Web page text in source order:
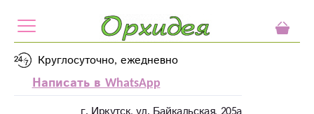
Круглосуточно, ежедневно
Написать в WhatsApp